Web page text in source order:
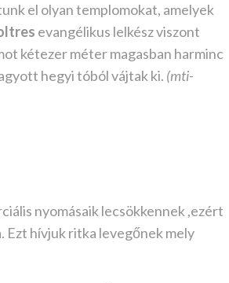
el olyan templomokat, amelyek
evangélikus lelkész viszont
kétezer méter magasban harminc
hegyi tóból vájtak ki. (mti-
nyomásaik lecsökkennek ,ezért
Ezt hívjuk ritka levegőnek mely